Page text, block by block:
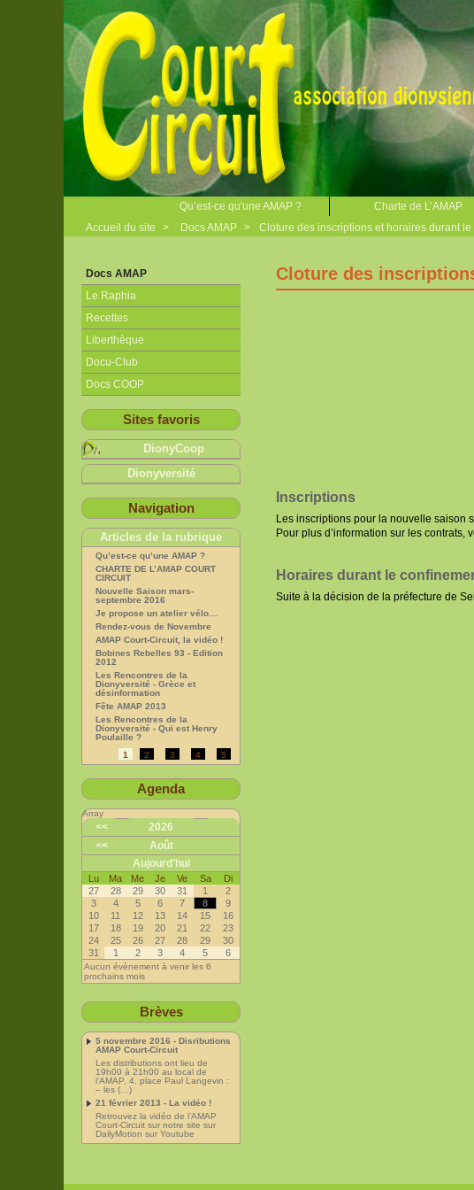
Qu’est-ce qu'une AMAP ? Charte de L’AMAP
Accueil du site > Docs AMAP > Cloture des inscriptions et horaires durant
Cloture des
Inscriptions
Les inscriptions pour la nouvelle saison
Pour plus d’information sur les contrats,
Horaires durant le
Suite à la décision de la préfecture de
Docs AMAP
Le Raphia
Recettes
Liberthèque
Docu-Club
Docs COOP
Sites favoris
DionyCoop
Dionyversité
Navigation
Articles de la rubrique
Qu’est-ce qu’une AMAP ?
CHARTE DE L’AMAP COURT
CIRCUIT
Nouvelle Saison mars-
septembre 2016
Je propose un atelier vélo…
Rendez-vous de Novembre
AMAP Court-Circuit, la vidéo !
Bobines Rebelles 93 - Edition
2012
Les Rencontres de la
Dionyversité - Grèce et
désinformation
Fête AMAP 2013
Les Rencontres de la
Dionyversité - Qui est Henry
Poulaille ?
1
2 3 4 5
Agenda
Array
<<
2026
<<
Août
Aujourd’hui
Lu Ma Me Je Ve Sa
Di
27
28 29 30 31 1
2
3
4 5 6 7 8
9
10
11 12 13 14 15
16
17
18 19 20 21 22
23
24
25 26 27 28 29
30
31
1 2 3 4 5 6
Aucun évènement à venir les 6
prochains mois
Brèves
5 novembre 2016 - Disributions
AMAP Court-Circuit
Les distributions ont lieu de
19h00 à 21h00 au local de
l’AMAP, 4, place Paul Langevin :
– les (…)
21 février 2013 - La vidéo !
Retrouvez la vidéo de l’AMAP
Court-Circuit sur notre site sur
DailyMotion sur Youtube